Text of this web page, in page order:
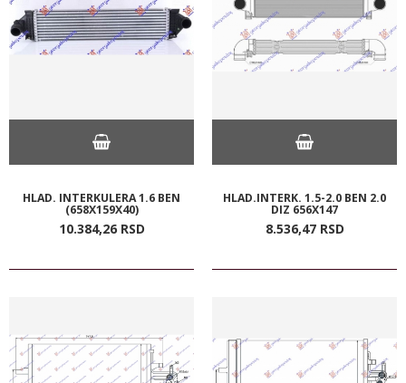
HLAD. INTERKULERA 1.6 BEN
(658X159X40)
10.384,26 RSD
HLAD.INTERK. 1.5-2.0 BEN 2.0
DIZ 656X147
8.536,47 RSD